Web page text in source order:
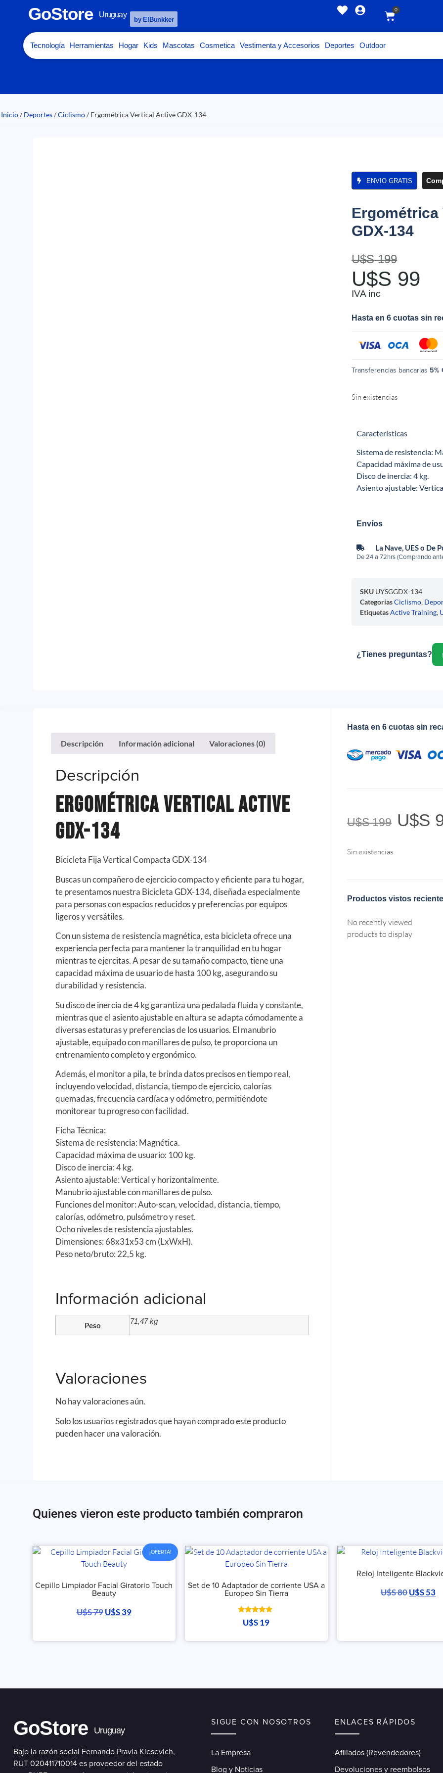
GoStore Uruguay
by ElBunkker
0
Tecnología Herramientas Hogar Kids Mascotas Cosmetica Vestimenta y Accesorios Deportes Outdoor
Inicio/ Deportes/Ciclismo/ Ergométrica Vertical Active GDX-134
ENVIO GRATIS
GDX-134
U$S199
U$S 99
IVA inc
Hasta en 6 cuotas sin
Transferencias bancarias 5%
Sin existencias
Características
Sistema de resistencia:
Capacidad máxima de
Disco de inercia: 4 kg.
Asiento ajustable:
Envíos
La Nave, UES o De
De 24 a 72hrs (Comprando
SKU UYSGGDX-134
CategoríasCiclismo,
EtiquetasActive Training,
¿Tienes preguntas?
Descripción Información adicional Valoraciones (0)
Descripción
Ergométrica vertical Active
GDX-134
Bicicleta Fija Vertical Compacta GDX-134
Buscas un compañero de ejercicio compacto y eficiente para tu hogar,
te presentamos nuestra Bicicleta GDX-134, diseñada especialmente
para personas con espacios reducidos y preferencias por equipos
ligeros y versátiles.
Con un sistema de resistencia magnética, esta bicicleta ofrece una
experiencia perfecta para mantener la tranquilidad en tu hogar
mientras te ejercitas. A pesar de su tamaño compacto, tiene una
capacidad máxima de usuario de hasta 100 kg, asegurando su
durabilidad y resistencia.
Su disco de inercia de 4 kg garantiza una pedalada fluida y constante,
mientras que el asiento ajustable en altura se adapta cómodamente a
diversas estaturas y preferencias de los usuarios. El manubrio
ajustable, equipado con manillares de pulso, te proporciona un
entrenamiento completo y ergonómico.
Además, el monitor a pila, te brinda datos precisos en tiempo real,
incluyendo velocidad, distancia, tiempo de ejercicio, calorías
quemadas, frecuencia cardíaca y odómetro, permitiéndote
monitorear tu progreso con facilidad.
Ficha Técnica:
Sistema de resistencia: Magnética.
Capacidad máxima de usuario: 100 kg.
Disco de inercia: 4 kg.
Asiento ajustable: Vertical y horizontalmente.
Manubrio ajustable con manillares de pulso.
Funciones del monitor: Auto-scan, velocidad, distancia, tiempo,
calorías, odómetro, pulsómetro y reset.
Ocho niveles de resistencia ajustables.
Dimensiones: 68x31x53 cm (LxWxH).
Peso neto/bruto: 22,5 kg.
Información adicional
Peso 71,47 kg
Valoraciones
No hay valoraciones aún.
Solo los usuarios registrados que hayan comprado este producto
pueden hacer una valoración.
Hasta en 6 cuotas sin
U$S199 U$S
Sin existencias
Productos vistos
No recently viewed
products to display
Quienes vieron este producto también compraron
¡OFERTA!
Cepillo Limpiador Facial Giratorio Touch
Beauty
U$S79 U$S39
Set de 10 Adaptador de corriente USA a
Europeo Sin Tierra
Valorado
con
U$S19
Reloj Inteligente
U$S80U$S53
GoStore Uruguay
Bajo la razón social Fernando Pravia Kiesevich,
RUT 020411710014 es proveedor del estado
SIGUE CON NOSOTROS
La Empresa
Blog y Noticias
ENLACES RÁPIDOS
Afiliados (Revendedores)
Devoluciones y reembolsos